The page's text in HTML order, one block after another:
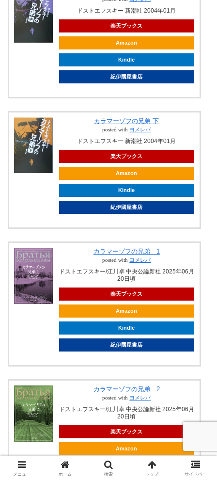
ドストエフスキー 新潮社 2004年01月
楽天ブックス
Amazon
Kindle
紀伊國屋書店
カラマーゾフの兄弟 下
posted with ヨメレバ
ドストエフスキー 新潮社 2004年01月
楽天ブックス
Amazon
Kindle
紀伊國屋書店
カラマーゾフの兄弟 1
posted with ヨメレバ
ドストエフスキー/江川卓 中央公論新社 2025年06月
20日頃
楽天ブックス
Amazon
Kindle
紀伊國屋書店
カラマーゾフの兄弟 2
posted with ヨメレバ
ドストエフスキー/江川卓 中央公論新社 2025年06月
20日頃
楽天ブックス
Amazon
メニュー ホーム 検索 トップ サイドバー